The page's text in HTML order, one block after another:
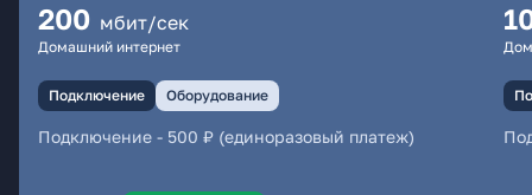
200 мбит/сек
Домашний интернет
Подключение Оборудование
Подключение - 500 ₽ (единоразовый платеж)